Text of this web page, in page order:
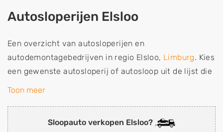
Sloopauto verkopen Elsloo?
Autosloperijen Elsloo
Een overzicht van autosloperijen en
autodemontagebedrijven in regio Elsloo, Limburg. Kies
een gewenste autosloperij of autosloop uit de lijst die
gespecialiseerd is in de verkoop van gebruikte,
van sloopauto's, schadeauto's en tweedehands auto's
(ook zonder apk keuring). Wilt u uw auto, camper,
Toon meer